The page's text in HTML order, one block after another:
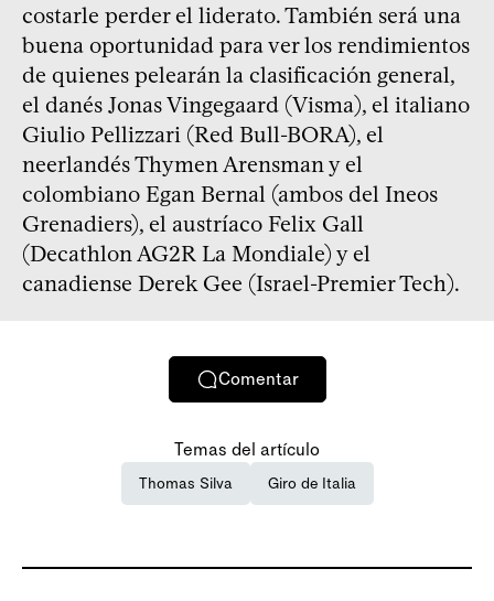
costarle perder el liderato. También será una
buena oportunidad para ver los rendimientos
de quienes pelearán la clasificación general,
el danés Jonas Vingegaard (Visma), el italiano
Giulio Pellizzari (Red Bull-BORA), el
neerlandés Thymen Arensman y el
colombiano Egan Bernal (ambos del Ineos
Grenadiers), el austríaco Felix Gall
(Decathlon AG2R La Mondiale) y el
canadiense Derek Gee (Israel-Premier Tech).
Comentar
Temas del artículo
Thomas Silva Giro de Italia